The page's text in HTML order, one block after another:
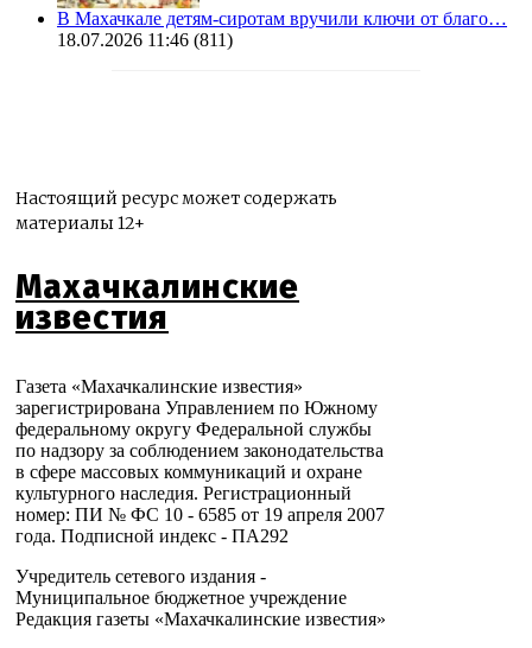
В Махачкале детям-сиротам вручили ключи от благо…
18.07.2026 11:46 (811)
Настоящий ресурс может содержать
материалы 12+
Махачкалинские
известия
Газета «Махачкалинские известия»
зарегистрирована Управлением по Южному
федеральному округу Федеральной службы
по надзору за соблюдением законодательства
в сфере массовых коммуникаций и охране
культурного наследия. Регистрационный
номер: ПИ № ФС 10 - 6585 от 19 апреля 2007
года. Подписной индекс - ПА292
Учредитель сетевого издания -
Муниципальное бюджетное учреждение
Редакция газеты «Махачкалинские известия»